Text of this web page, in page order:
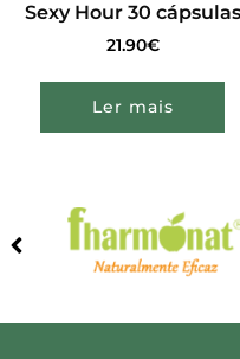
Sexy Hour 30 cápsulas
21.90€
Ler mais